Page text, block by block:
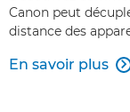
Canon peut
distance des
En savoir plus 